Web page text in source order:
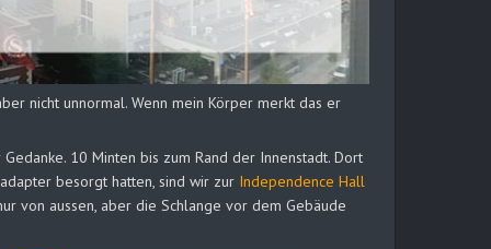
nicht unnormal. Wenn mein Körper merkt das er
10 Minten bis zum Rand der Innenstadt. Dort
besorgt hatten, sind wir zur Independence Hall
von aussen, aber die Schlange vor dem Gebäude